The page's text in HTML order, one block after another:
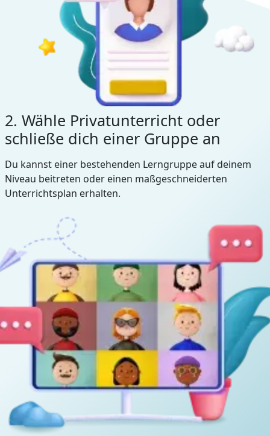
2. Wähle Privatunterricht oder
schließe dich einer Gruppe an
Du kannst einer bestehenden Lerngruppe auf deinem
Niveau beitreten oder einen maßgeschneiderten
Unterrichtsplan erhalten.